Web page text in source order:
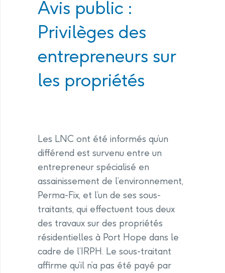
Avis public :
Privilèges des
entrepreneurs sur
les propriétés
Les LNC ont été informés qu’un
différend est survenu entre un
entrepreneur spécialisé en
assainissement de l’environnement,
Perma-Fix, et l’un de ses sous-
traitants, qui effectuent tous deux
des travaux sur des propriétés
résidentielles à Port Hope dans le
cadre de l’IRPH. Le sous-traitant
affirme qu’il n’a pas été payé par